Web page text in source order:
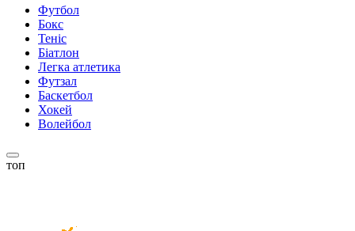
Футбол
Бокс
Теніс
Біатлон
Легка атлетика
Футзал
Баскетбол
Хокей
Волейбол
топ